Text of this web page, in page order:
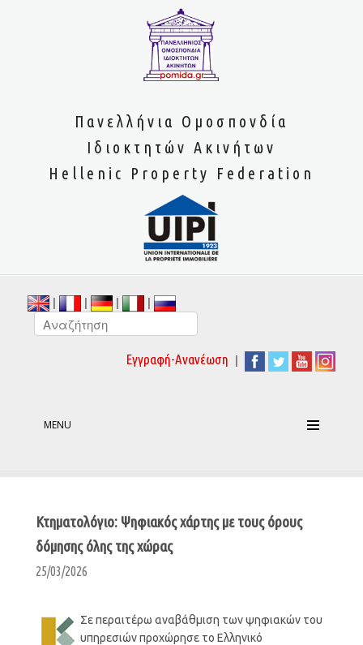
Πανελλήνια Ομοσπονδία
Ιδιοκτητών Ακινήτων
Hellenic Property Federation
| | | |
Εγγραφή-Ανανέωση |
MENU
Κτηματολόγιο: Ψηφιακός χάρτης με τους όρους
δόμησης όλης της χώρας
25/03/2026
Σε περαιτέρω αναβάθμιση των ψηφιακών του
υπηρεσιών προχώρησε το Ελληνικό